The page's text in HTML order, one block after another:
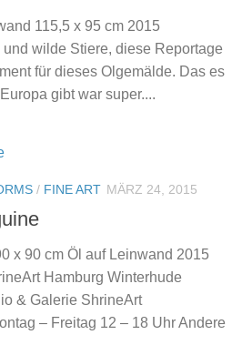
115,5 x 95 cm 2015
wilde Stiere, diese Reportage
für dieses Olgemälde. Das es
gibt war super....
/ FINE ART MÄRZ 24, 2015
x 90 cm Öl auf Leinwand 2015
Hamburg Winterhude
& Galerie ShrineArt
– Freitag 12 – 18 Uhr Andere